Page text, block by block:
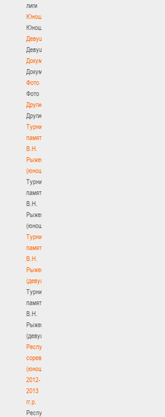
лиги
Юноши
Юноши
Девушки
Девушки
Документы
Документы
Фото
Фото
Другие
Другие
Турнир
памяти
В.Н.
Рыженкова
(юноши)
Турнир
памяти
В.Н.
Рыженкова
(юноши)
Турнир
памяти
В.Н.
Рыженкова
(девушки)
Турнир
памяти
В.Н.
Рыженкова
(девушки)
Республиканские
соревнования
(юноши)
2012-
2013
гг.р.
Республиканские